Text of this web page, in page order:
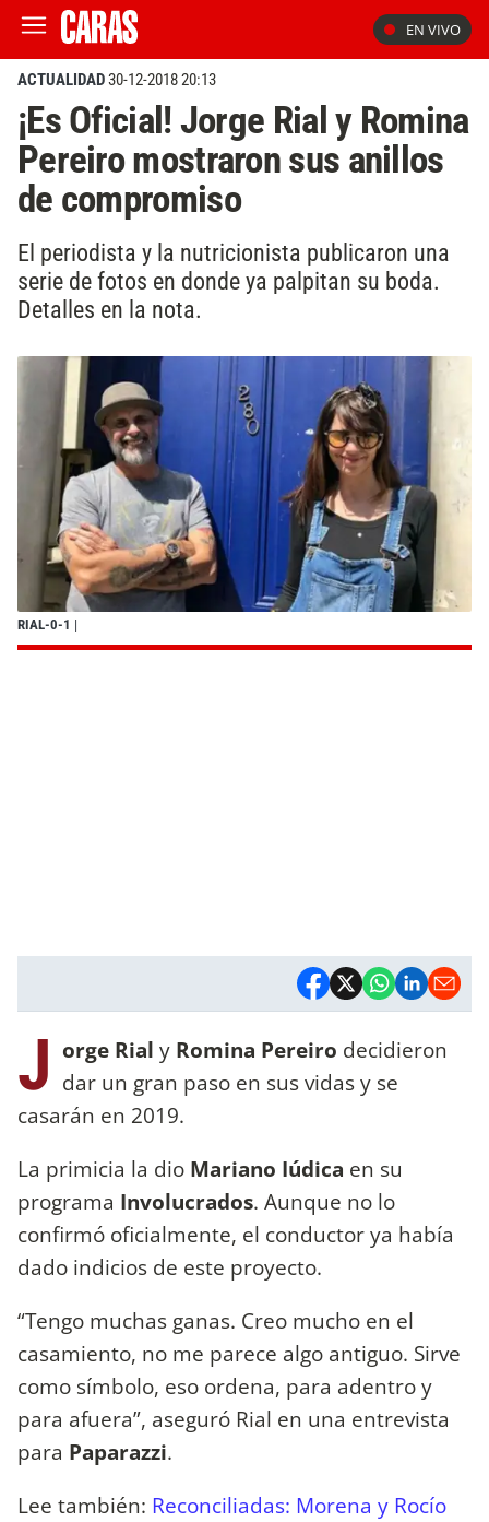
EN VIVO
ACTUALIDAD30-12-2018 20:13
¡Es Oficial! Jorge Rial y Romina
Pereiro mostraron sus anillos
de compromiso
El periodista y la nutricionista publicaron una
serie de fotos en donde ya palpitan su boda.
Detalles en la nota.
RIAL-0-1 |
J orge Rial y Romina Pereiro decidieron
dar un gran paso en sus vidas y se
casarán en 2019.
La primicia la dio Mariano Iúdica en su
programa Involucrados. Aunque no lo
confirmó oficialmente, el conductor ya había
dado indicios de este proyecto.
“Tengo muchas ganas. Creo mucho en el
casamiento, no me parece algo antiguo. Sirve
como símbolo, eso ordena, para adentro y
para afuera”, aseguró Rial en una entrevista
para Paparazzi.
Lee también: Reconciliadas: Morena y Rocío